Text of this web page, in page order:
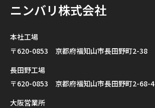
ニンバリ株式会社
本社工場
〒620-0853 京都府福知山市長田野町2-38
長田野工場
〒620-0853 京都府福知山市長田野町2-68-4
大阪営業所